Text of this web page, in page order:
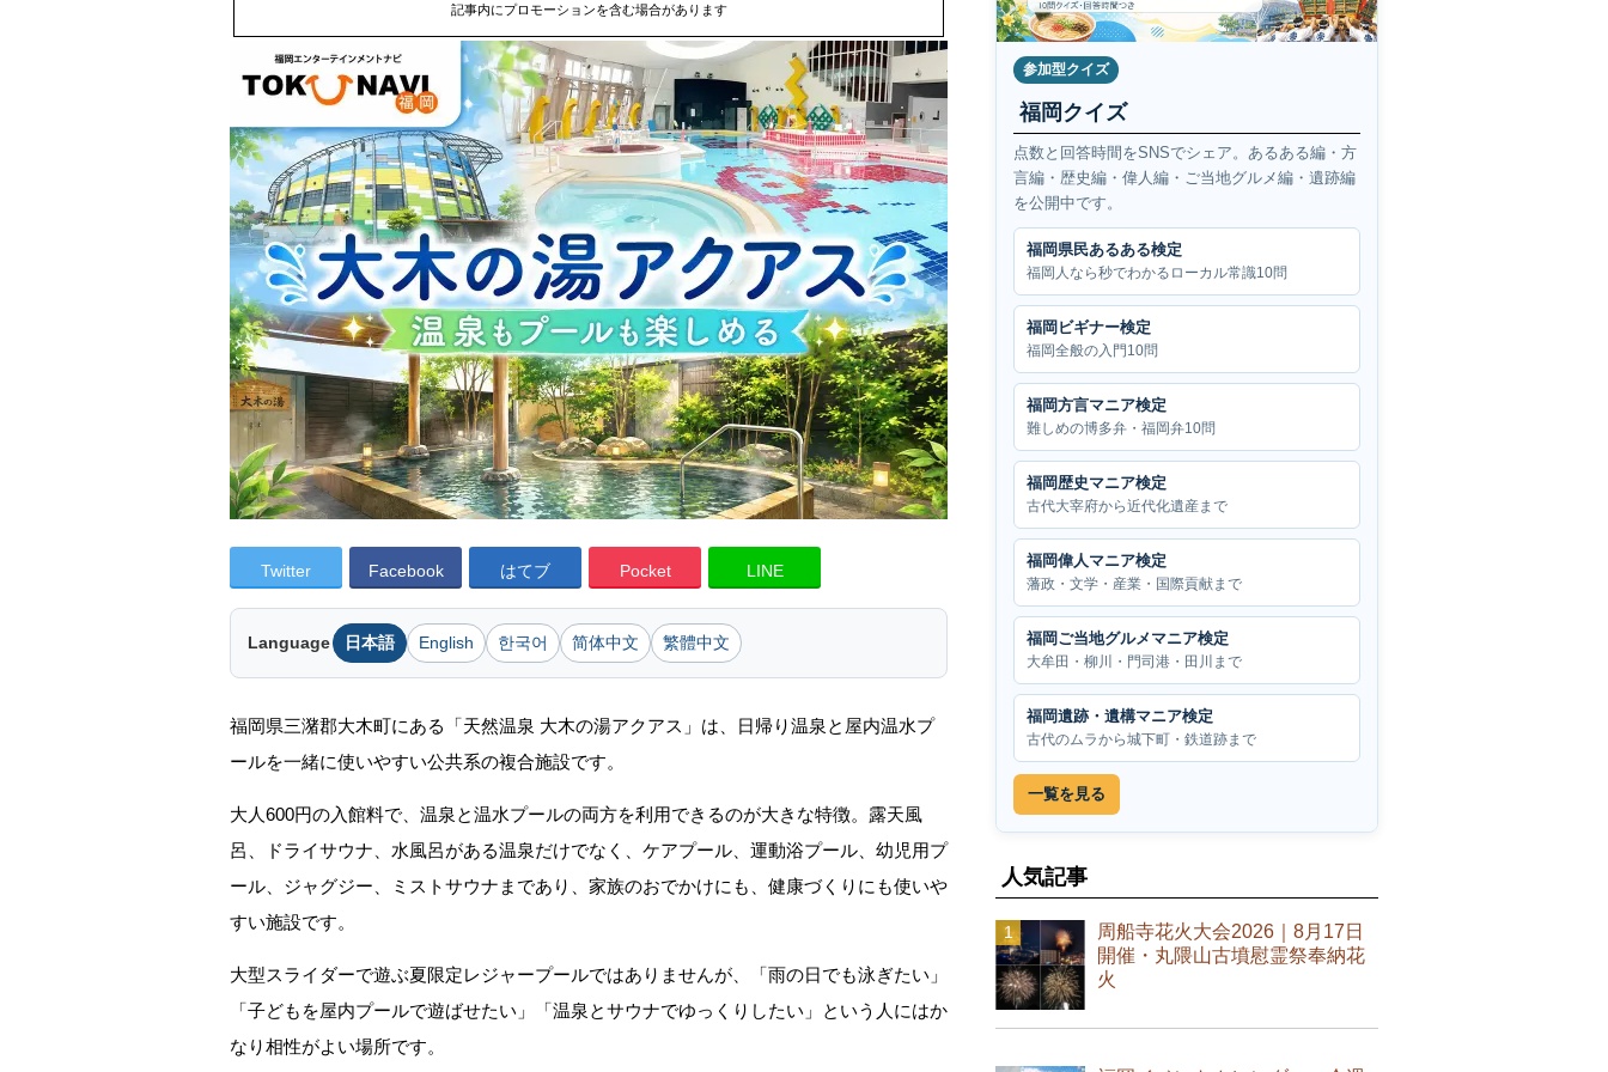
記事内にプロモーションを含む場合があります
Twitter Facebook はてブ Pocket LINE
Language 日本語 English 한국어 简体中文 繁體中文
福岡県三潴郡大木町にある「天然温泉 大木の湯アクアス」は、日帰り温泉と屋内温水プ
ールを一緒に使いやすい公共系の複合施設です。
大人600円の入館料で、温泉と温水プールの両方を利用できるのが大きな特徴。露天風
呂、ドライサウナ、水風呂がある温泉だけでなく、ケアプール、運動浴プール、幼児用プ
ール、ジャグジー、ミストサウナまであり、家族のおでかけにも、健康づくりにも使いや
すい施設です。
大型スライダーで遊ぶ夏限定レジャープールではありませんが、「雨の日でも泳ぎたい」
「子どもを屋内プールで遊ばせたい」「温泉とサウナでゆっくりしたい」という人にはか
なり相性がよい場所です。
参加型クイズ
福岡クイズ
点数と回答時間をSNSでシェア。あるある編・方
言編・歴史編・偉人編・ご当地グルメ編・遺跡編
を公開中です。
福岡県民あるある検定
福岡人なら秒でわかるローカル常識10問
福岡ビギナー検定
福岡全般の入門10問
福岡方言マニア検定
難しめの博多弁・福岡弁10問
福岡歴史マニア検定
古代大宰府から近代化遺産まで
福岡偉人マニア検定
藩政・文学・産業・国際貢献まで
福岡ご当地グルメマニア検定
大牟田・柳川・門司港・田川まで
福岡遺跡・遺構マニア検定
古代のムラから城下町・鉄道跡まで
一覧を見る
人気記事
周船寺花火大会2026｜8月17日
開催・丸隈山古墳慰霊祭奉納花
火